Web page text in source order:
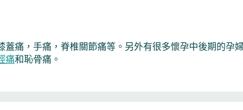
蓋痛，手痛，脊椎關節痛等。另外有很多懷孕中後期的孕
痛和恥骨痛。